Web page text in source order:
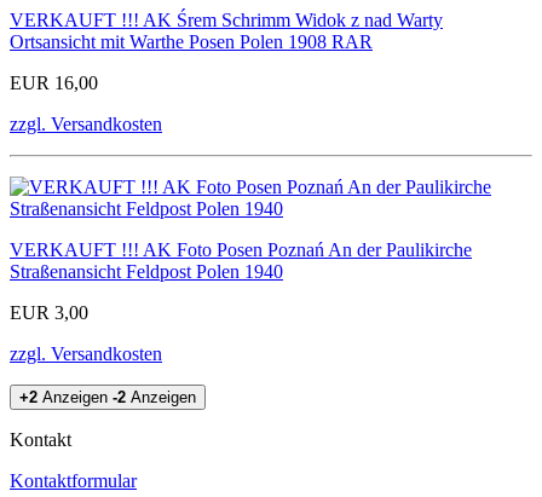
VERKAUFT !!! AK Śrem Schrimm Widok z nad Warty
Ortsansicht mit Warthe Posen Polen 1908 RAR
EUR 16,00
zzgl. Versandkosten
VERKAUFT !!! AK Foto Posen Poznań An der Paulikirche
Straßenansicht Feldpost Polen 1940
EUR 3,00
zzgl. Versandkosten
+2 Anzeigen -2 Anzeigen
Kontakt
Kontaktformular